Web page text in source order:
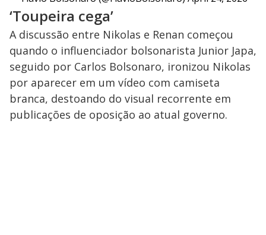
‘Toupeira cega’
A discussão entre Nikolas e Renan começou
quando o influenciador bolsonarista Junior Japa,
seguido por Carlos Bolsonaro, ironizou Nikolas
por aparecer em um vídeo com camiseta
branca, destoando do visual recorrente em
publicações de oposição ao atual governo.